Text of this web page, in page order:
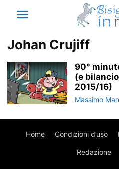
Johan Crujiff
90°
(e
2015/16)
Massimo
Home Condizioni d’uso
Redazione